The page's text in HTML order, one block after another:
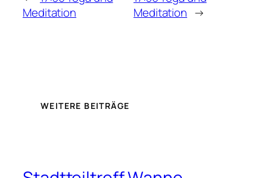
Meditation
Meditation →
WEITERE BEITRÄGE